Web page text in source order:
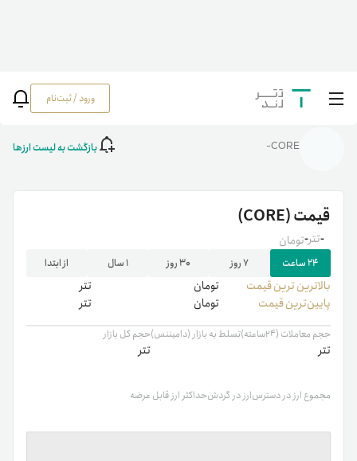
ورود / ثبت‌نام خانه رمزارزها/
CORE
CORE- بازگشت به لیست ارزها
قیمت(CORE)
-تومان -تتر
۲۴ ساعت ۷ روز ۳۰ روز ۱ سال از ابتدا
بالاترین ‌ترین قیمت تومان
تتر
پایین‌ترین قیمت
تومان تتر
حجم معاملات (۲۴ساعته)
تتر
تسلط به بازار (دامیننس)حجم کل بازار
تتر
مجموع ارز در دسترسارز در گردشحداکثر ارز قابل عرضه